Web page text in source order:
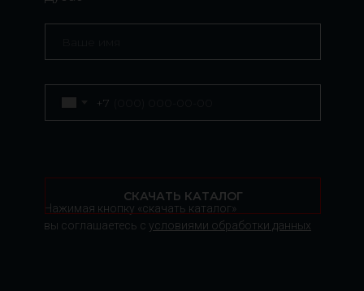
Нажимая кнопку «скачать каталог»
вы соглашаетесь с условиями обработки данных
+7
СКАЧАТЬ КАТАЛОГ